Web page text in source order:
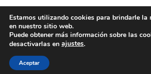
POLÍTICA DE COOKIES POLÍTICA DE
© 2026 ACMS.
Estamos utilizando cookies para brindarle la
en nuestro sitio web.
Puede obtener más información sobre las
desactivarlas en ajustes.
Aceptar